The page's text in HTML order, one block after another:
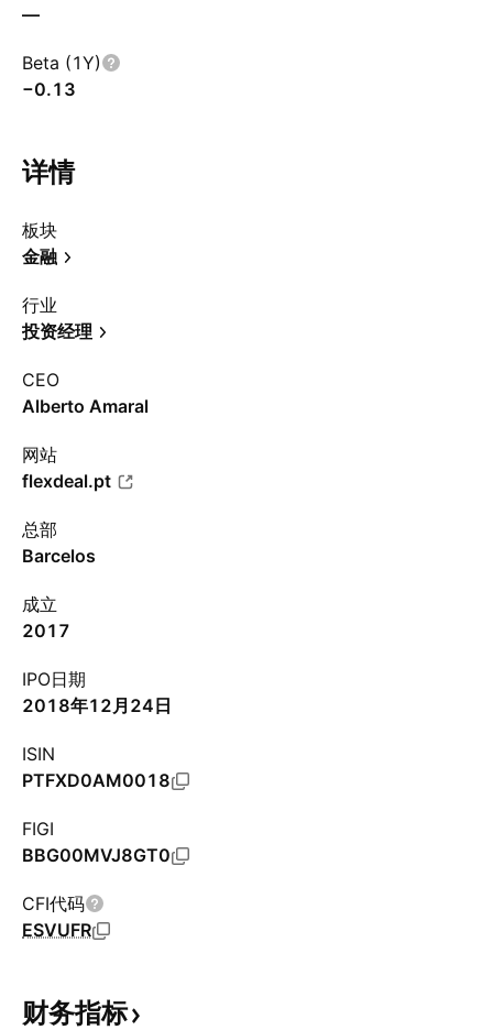
—
Beta (1Y)
−0.13
详情
板块
金融
行业
投资经理
CEO
Alberto Amaral
网站
flexdeal.pt
总部
Barcelos
成立
2017
IPO日期
2018年12月24日
ISIN
PTFXD0AM0018
FIGI
BBG00MVJ8GT0
CFI代码
ESVUFR
财务指标